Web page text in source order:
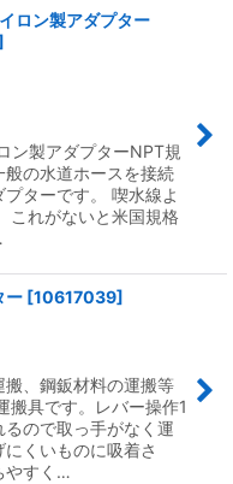
ロン製アダプター
ン製アダプターNPT規
の水道ホースを接続
ターです。 喫水線よ
これがないと米国規格
ー [10617039]
、鋼鈑材料の運搬等
搬具です。レバー操作1
ので取っ手がなく運
くいものに吸着さ
やすく…